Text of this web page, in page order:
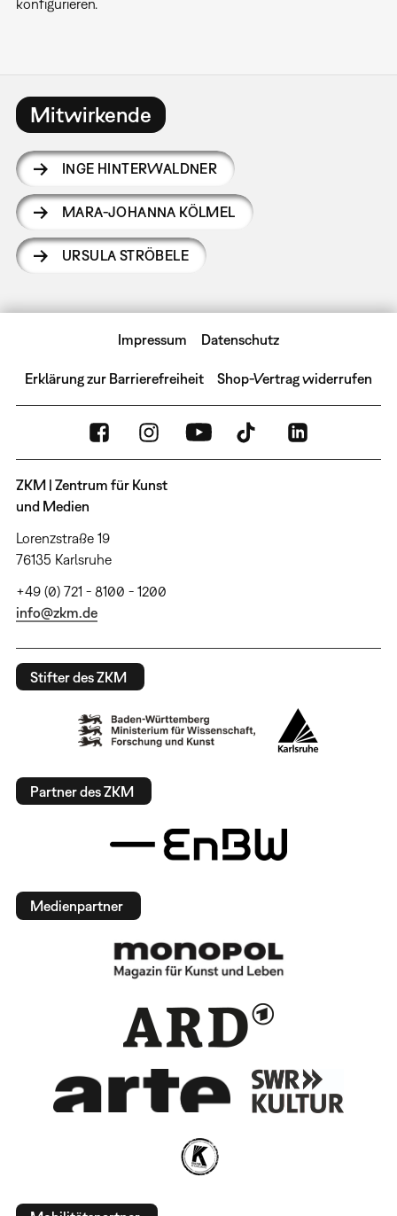
konfigurieren.
Mitwirkende
INGE HINTERWALDNER
MARA-JOHANNA KÖLMEL
URSULA STRÖBELE
Impressum Datenschutz
Erklärung zur Barrierefreiheit Shop-Vertrag widerrufen
ZKM | Zentrum für Kunst
und Medien
Lorenzstraße 19
76135 Karlsruhe
+49 (0) 721 - 8100 - 1200
info@zkm.de
Stifter des ZKM
Partner des ZKM
Medienpartner